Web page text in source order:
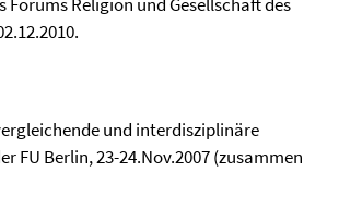
und interdisziplinäre
FU Berlin, 23-24.Nov.2007 (zusammen